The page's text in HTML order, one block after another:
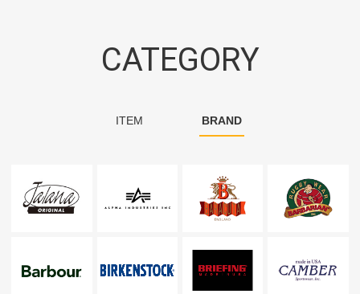
CATEGORY
ITEM BRAND